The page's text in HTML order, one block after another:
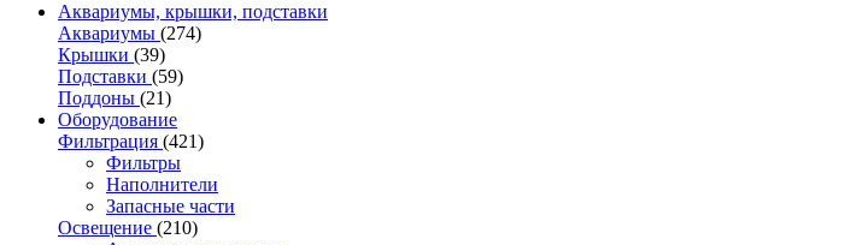
Аквариумы, крышки, подставки
Аквариумы (274)
Крышки (39)
Подставки (59)
Поддоны (21)
Оборудование
Фильтрация (421)
Фильтры
Наполнители
Запасные части
Освещение (210)